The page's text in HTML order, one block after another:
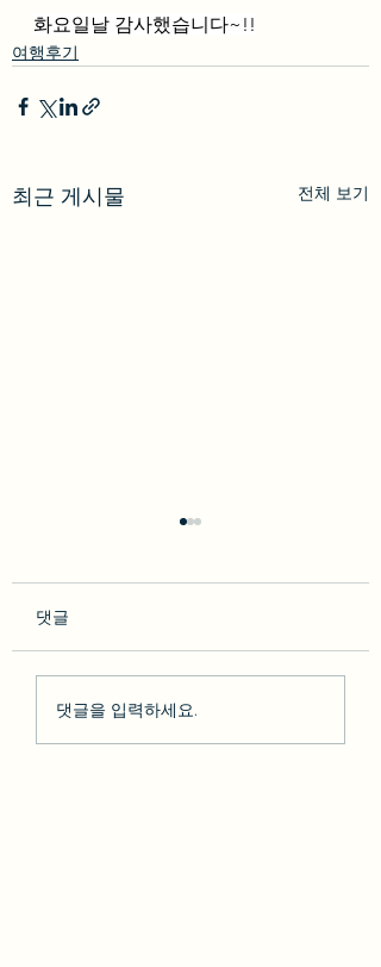
화요일날 감사했습니다~!!
여행후기
최근 게시물 전체 보기
so********* 2023-02-10
댓글
댓글을 입력하세요.